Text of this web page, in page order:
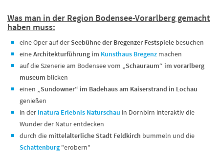
Was man in der Region Bodensee-Vorarlberg gemacht
haben muss:
eine Oper auf der Seebühne der Bregenzer Festspiele besuchen
eineArchitekturführung im Kunsthaus Bregenz machen
auf die Szenerie am Bodensee vom „Schauraum“ im vorarlberg
museum blicken
einen „Sundowner“ im Badehaus am Kaiserstrand in Lochau
genießen
in der inatura Erlebnis Naturschau in Dornbirn interaktiv die
Wunder der Natur entdecken
durch die mittelalterliche Stadt Feldkirch bummeln und die
Schattenburg "erobern"